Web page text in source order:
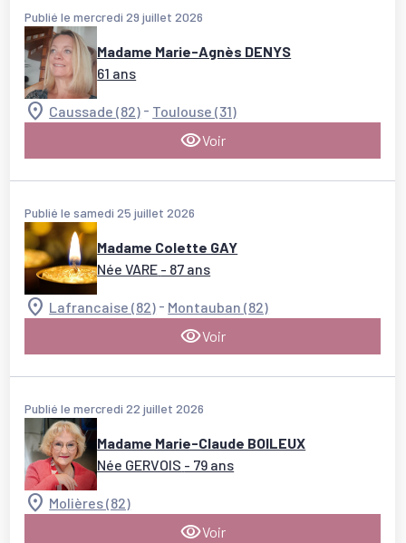
Publié le mercredi 29 juillet 2026
Madame Marie-Agnès DENYS
61 ans
Caussade (82) - Toulouse (31)
Voir
Publié le samedi 25 juillet 2026
Madame Colette GAY
Née VARE - 87 ans
Lafrancaise (82) - Montauban (82)
Voir
Publié le mercredi 22 juillet 2026
Madame Marie-Claude BOILEUX
Née GERVOIS - 79 ans
Molières (82)
Voir